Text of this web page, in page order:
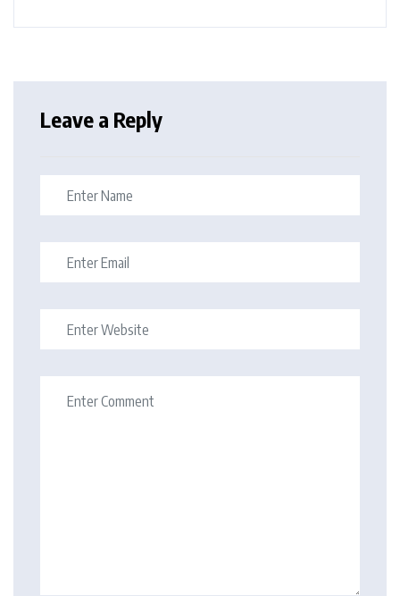
Leave a Reply